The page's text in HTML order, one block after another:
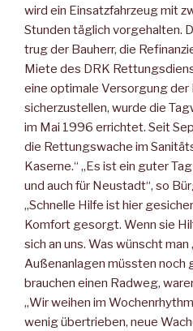
wird ein Einsatzfahrzeug mit
Stunden täglich vorgehalten.
trug der Bauherr, die
Miete des DRK
eine optimale Versorgung
sicherzustellen, wurde die
im Mai 1996 errichtet. Seit
die Rettungswache im
Kaserne.“ „Es ist ein guter
und auch für Neustadt“, so
„Schnelle Hilfe ist hier
Komfort gesorgt. Wenn sie
sich an uns. Was wünscht man
Außenanlagen müssten noch
brauchen einen Radweg,
„Wir weihen im
wenig übertrieben, neue